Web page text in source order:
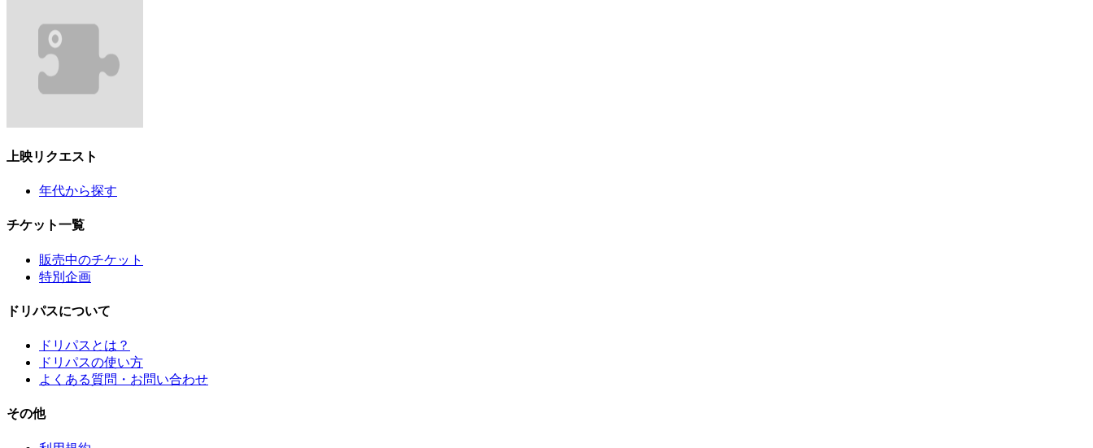
上映リクエスト
年代から探す
チケット一覧
販売中のチケット
特別企画
ドリパスについて
ドリパスとは？
ドリパスの使い方
よくある質問・お問い合わせ
その他